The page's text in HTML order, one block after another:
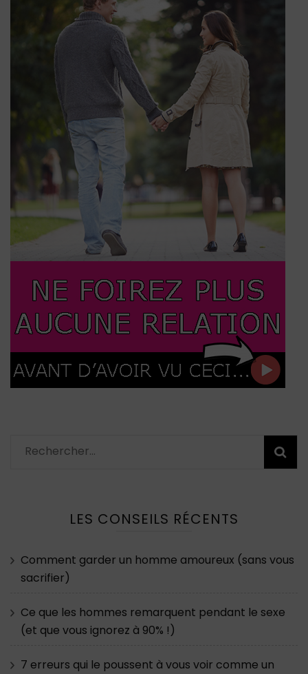
Rechercher :
LES CONSEILS RÉCENTS
Comment garder un homme amoureux (sans vous
sacrifier)
Ce que les hommes remarquent pendant le sexe
(et que vous ignorez à 90% !)
7 erreurs qui le poussent à vous voir comme un